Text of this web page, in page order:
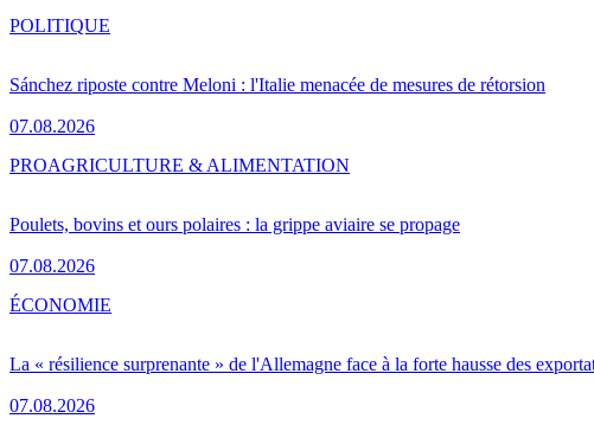
Sánchez riposte contre Meloni : l'Italie menacée de mesures de rétorsion
07.08.2026
POLITIQUE
Poulets, bovins et ours polaires : la grippe aviaire se propage
07.08.2026
PROAGRICULTURE & ALIMENTATION
La « résilience surprenante » de l'Allemagne face à la forte hausse des
07.08.2026
ÉCONOMIE